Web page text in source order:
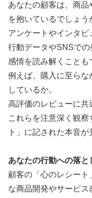
あなたの顧客は、商
を抱いているでしょう
アンケートやインタビ
行動データやSNSで
感情を読み解くことも
例えば、購入に至ら
しているか。
高評価のレビューに共
これらを注意深く観
ト」に記された本音が
あなたの行動への落と
顧客の「心のレシー
な商品開発やサービス